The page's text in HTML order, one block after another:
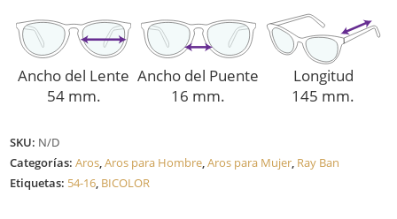
Ancho del Lente
54 mm.
Ancho del Puente
16 mm.
Longitud
145 mm.
SKU: N/D
Categorías:Aros,Aros para Hombre,Aros para Mujer, Ray Ban
Etiquetas: 54-16, BICOLOR